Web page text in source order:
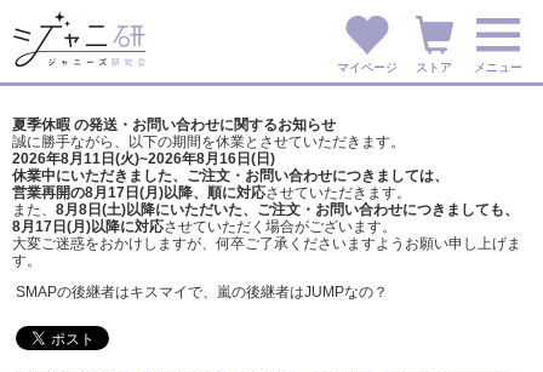
マイページ ストア メニュー
夏季休暇 の発送・お問い合わせに関するお知らせ
誠に勝手ながら、以下の期間を休業とさせていただきます。
2026年8月11日(火)~2026年8月16日(日)
休業中にいただきました、ご注文・お問い合わせにつきましては、
営業再開の8月17日(月)以降、順に対応させていただきます。
また、 8月8日(土)以降にいただいた、ご注文・ お問い合わせにつきましても、
8月17日(月)以降に対応させていただく場合がございます。
大変ご迷惑をおかけしますが、 何卒ご了承くださいますようお願い申し上げま
す。
SMAPの後継者はキスマイで、嵐の後継者はJUMPなの？